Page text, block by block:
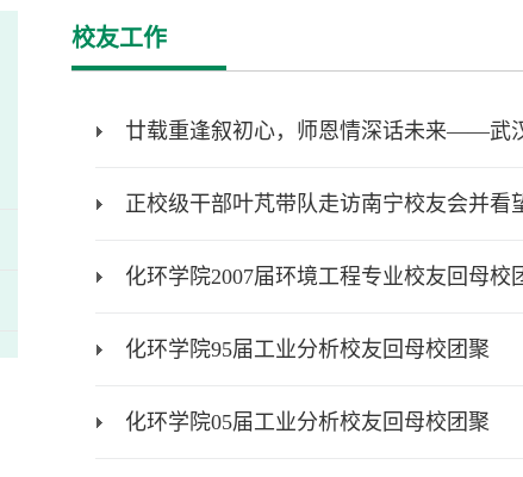
校友工作
廿载重逢叙初心，师恩情深话未来——武
正校级干部叶芃带队走访南宁校友会并看
化环学院2007届环境工程专业校友回母校
化环学院95届工业分析校友回母校团聚
化环学院05届工业分析校友回母校团聚